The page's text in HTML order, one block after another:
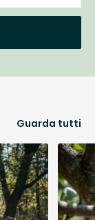
Guarda tutti